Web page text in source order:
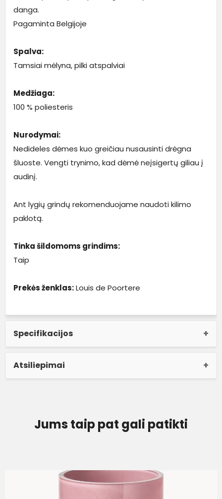
danga.
Pagaminta Belgijoje
Spalva:
Tamsiai mėlyna, pilki atspalviai
Medžiaga:
100 % poliesteris
Nurodymai:
Nedideles dėmes kuo greičiau nusausinti drėgna
šluoste. Vengti trynimo, kad dėmė neįsigertų giliau į
audinį.
Ant lygių grindų rekomenduojame naudoti kilimo
paklotą.
Tinka šildomoms grindims:
Taip
Prekės ženklas:Louis de Poortere
Specifikacijos
Atsiliepimai
Jums taip pat gali patikti